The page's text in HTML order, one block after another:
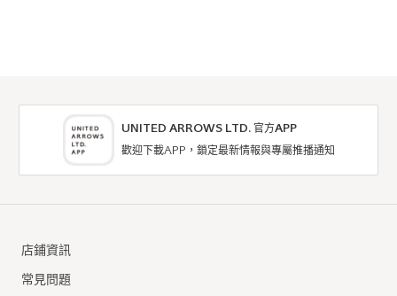
UNITED ARROWS LTD. 官方APP
歡迎下載APP，鎖定最新情報與專屬推播通知
店鋪資訊
常見問題